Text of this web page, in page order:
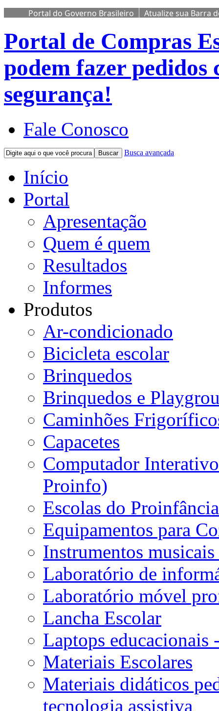
Portal do Governo Brasileiro Atualize sua Barra
Portal de Compras
podem fazer pedidos
segurança!
Fale Conosco
Buscar Busca avançada
Início
Portal
Apresentação
Quem é quem
Resultados
Informes
Produtos
Ar-condicionado
Bicicleta escolar
Brinquedos
Brinquedos e
Caminhões
Capacetes
Computador
Proinfo)
Escolas do
Equipamentos para
Instrumentos
Laboratório de
Laboratório móvel
Lancha Escolar
Laptops educacionais
Materiais Escolares
Materiais didáticos
tecnologia assistiva